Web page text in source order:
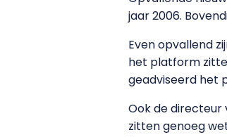
jaar 2006.
Even opvallend
het platform
geadviseerd het
Ook de directeur
zitten genoeg